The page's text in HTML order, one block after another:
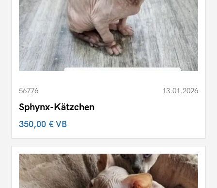
56776 13.01.2026
Sphynx-Kätzchen
350,00 €VB